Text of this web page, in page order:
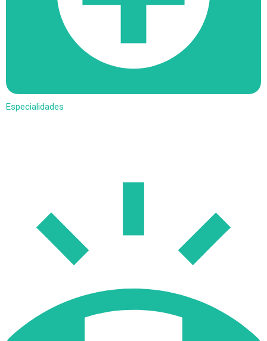
Especialidades